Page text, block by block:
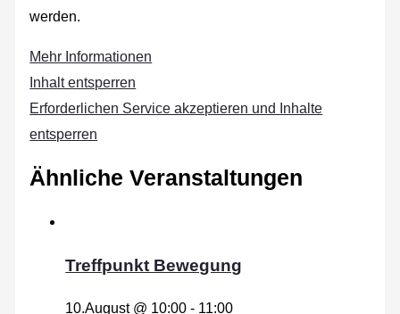
werden.
Mehr Informationen
Inhalt entsperren
Erforderlichen Service akzeptieren und Inhalte
entsperren
Ähnliche Veranstaltungen
Treffpunkt Bewegung
10.August @ 10:00 - 11:00